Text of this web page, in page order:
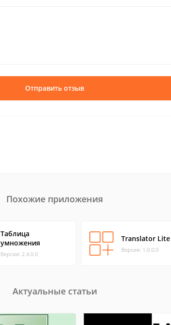
Отправить отзыв
Похожие приложения
Таблица
умножения
Версия: 2.4.0.0
Translator Lite
Версия: 1.0.0.0
Актуальные статьи